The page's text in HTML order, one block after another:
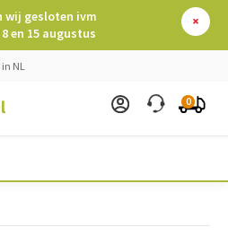
wij gesloten ivm
en 15 augustus
NL
0